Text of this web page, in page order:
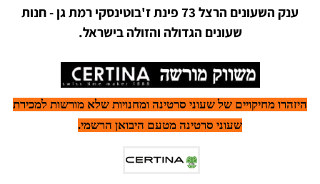
ענק השעונים הרצל 73 פינת ז'בוטינסקי רמת גן - חנות
שעונים הגדולה והזולה בישראל.
היזהרו מחיקויים של שעוני סרטינה ומחנויות שלא מורשות למכירת
שעוני סרטינה מטעם היבואן הרשמי.